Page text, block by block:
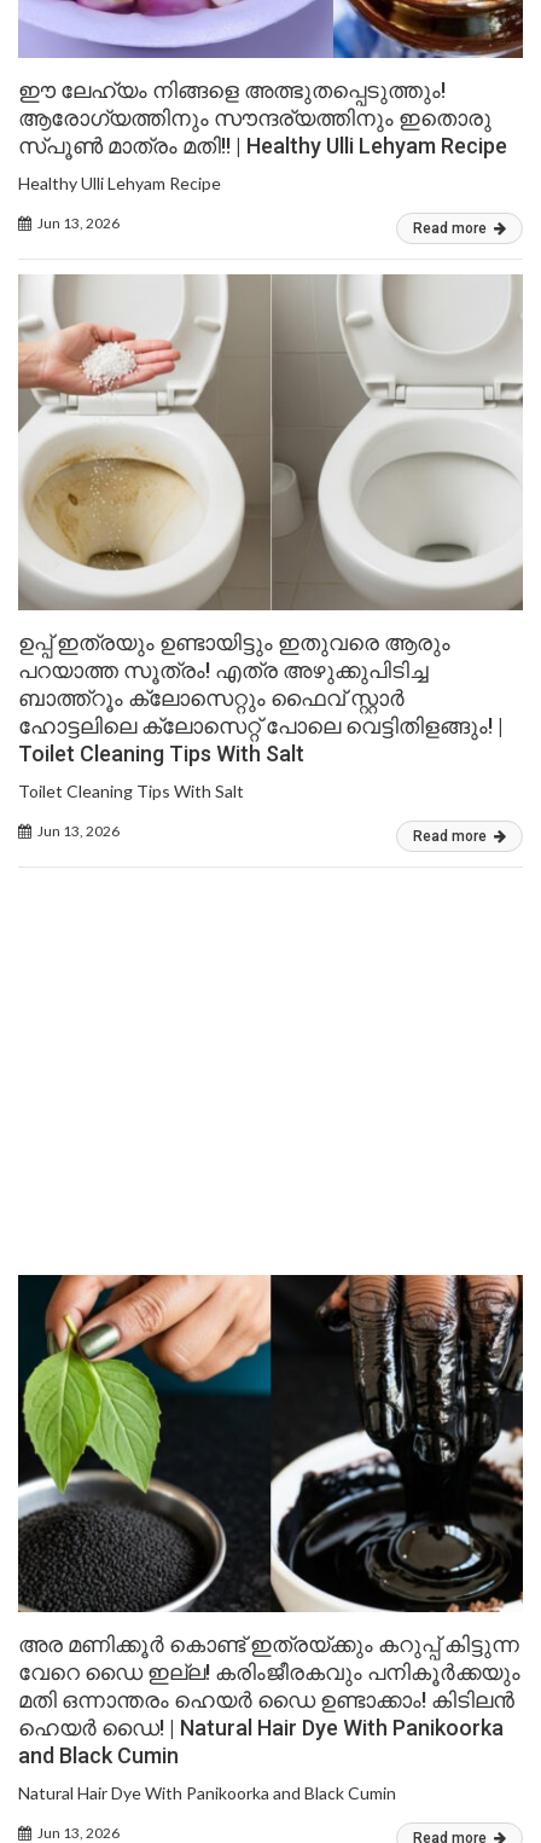
ഈ ലേഹ്യം നിങ്ങളെ അത്ഭുതപ്പെടുത്തും!
ആരോഗ്യത്തിനും സൗന്ദര്യത്തിനും ഇതൊരു
സ്പൂൺ മാത്രം മതി!! | Healthy Ulli Lehyam Recipe
Healthy Ulli Lehyam Recipe
Jun 13, 2026 Read more
ഉപ്പ് ഇത്രയും ഉണ്ടായിട്ടും ഇതുവരെ ആരും
പറയാത്ത സൂത്രം! എത്ര അഴുക്കുപിടിച്ച
ബാത്ത്റൂം ക്ലോസെറ്റും ഫൈവ് സ്റ്റാർ
ഹോട്ടലിലെ ക്ലോസെറ്റ് പോലെ വെട്ടിതിളങ്ങും! |
Toilet Cleaning Tips With Salt
Toilet Cleaning Tips With Salt
Jun 13, 2026 Read more
അര മണിക്കൂർ കൊണ്ട് ഇത്രയ്ക്കും കറുപ്പ് കിട്ടുന്ന
വേറെ ഡൈ ഇല്ല! കരിംജീരകവും പനികൂർക്കയും
മതി ഒന്നാന്തരം ഹെയർ ഡൈ ഉണ്ടാക്കാം! കിടിലൻ
ഹെയർ ഡൈ! | Natural Hair Dye With Panikoorka
and Black Cumin
Natural Hair Dye With Panikoorka and Black Cumin
Jun 13, 2026 Read more